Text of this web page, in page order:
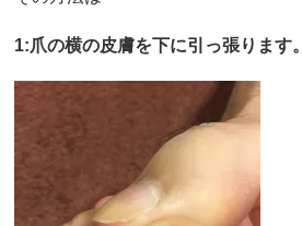
1:爪の横の皮膚を下に引っ張ります。